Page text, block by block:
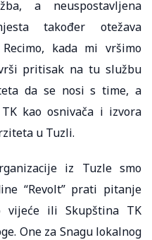
a neuspostavljena
također otežava
kada mi vršimo
pritisak na tu službu
da se nosi s time, a
kao osnivača i izvora
u Tuzli.
iz Tuzle smo
“Revolt” prati pitanje
vijeće ili Skupština TK
One za Snagu lokalnog